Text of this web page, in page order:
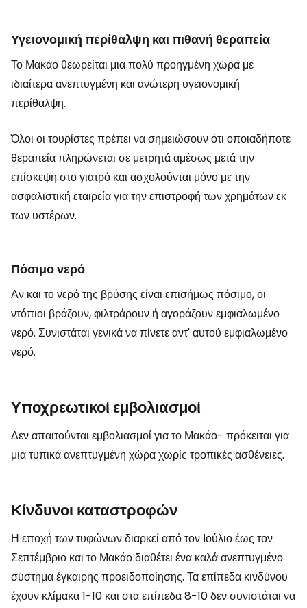
Υγειονομική περίθαλψη και πιθανή θεραπεία
Το Μακάο θεωρείται μια πολύ προηγμένη χώρα με
ιδιαίτερα ανεπτυγμένη και ανώτερη υγειονομική
περίθαλψη.
Όλοι οι τουρίστες πρέπει να σημειώσουν ότι οποιαδήποτε
θεραπεία πληρώνεται σε μετρητά αμέσως μετά την
επίσκεψη στο γιατρό και ασχολούνται μόνο με την
ασφαλιστική εταιρεία για την επιστροφή των χρημάτων εκ
των υστέρων.
Πόσιμο νερό
Αν και το νερό της βρύσης είναι επισήμως πόσιμο, οι
ντόπιοι βράζουν, φιλτράρουν ή αγοράζουν εμφιαλωμένο
νερό. Συνιστάται γενικά να πίνετε αντ' αυτού εμφιαλωμένο
νερό.
Υποχρεωτικοί εμβολιασμοί
Δεν απαιτούνται εμβολιασμοί για το Μακάο- πρόκειται για
μια τυπικά ανεπτυγμένη χώρα χωρίς τροπικές ασθένειες.
Κίνδυνοι καταστροφών
Η εποχή των τυφώνων διαρκεί από τον Ιούλιο έως τον
Σεπτέμβριο και το Μακάο διαθέτει ένα καλά ανεπτυγμένο
σύστημα έγκαιρης προειδοποίησης. Τα επίπεδα κινδύνου
έχουν κλίμακα 1-10 και στα επίπεδα 8-10 δεν συνιστάται να